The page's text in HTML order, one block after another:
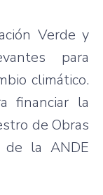
Verde y
para
climático.
financiar la
de Obras
de la ANDE